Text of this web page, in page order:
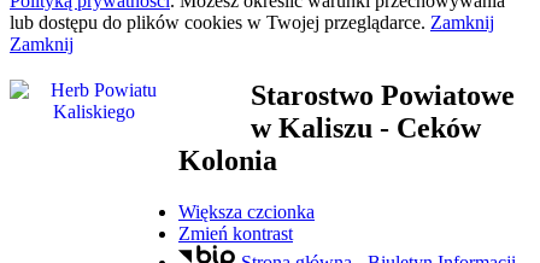
lub dostępu do plików cookies w Twojej przeglądarce. Zamknij
Zamknij
Starostwo Powiatowe
w Kaliszu - Ceków
Kolonia
Większa czcionka
Zmień kontrast